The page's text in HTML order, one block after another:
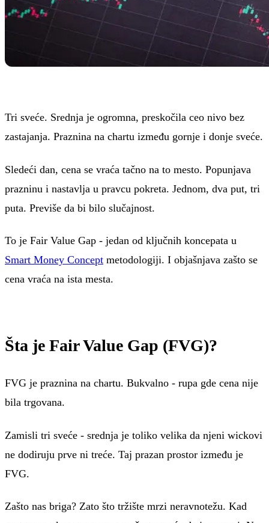
Tri sveće. Srednja je ogromna, preskočila ceo nivo bez
zastajanja. Praznina na chartu između gornje i donje sveće.
Sledeći dan, cena se vraća tačno na to mesto. Popunjava
prazninu i nastavlja u pravcu pokreta. Jednom, dva put, tri
puta. Previše da bi bilo slučajnost.
To je Fair Value Gap - jedan od ključnih koncepata u
Smart Money Concept metodologiji. I objašnjava zašto se
cena vraća na ista mesta.
Šta je Fair Value Gap (FVG)?
FVG je praznina na chartu. Bukvalno - rupa gde cena nije
bila trgovana.
Zamisli tri sveće - srednja je toliko velika da njeni wickovi
ne dodiruju prve ni treće. Taj prazan prostor između je
FVG.
Zašto nas briga? Zato što tržište mrzi neravnotežu. Kad